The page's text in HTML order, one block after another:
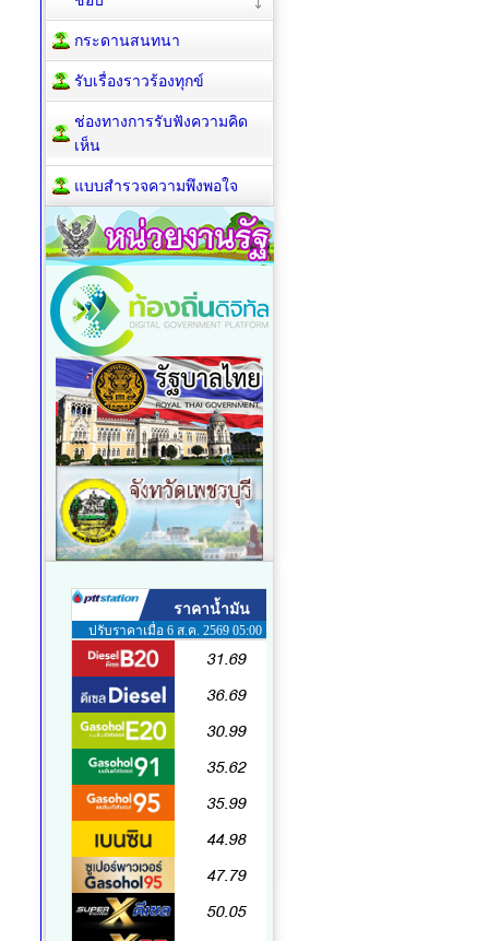
กระดานสนทนา
รับเรื่องราวร้องทุกข์
ช่องทางการรับฟังความคิด
เห็น
แบบสำรวจความพึงพอใจ